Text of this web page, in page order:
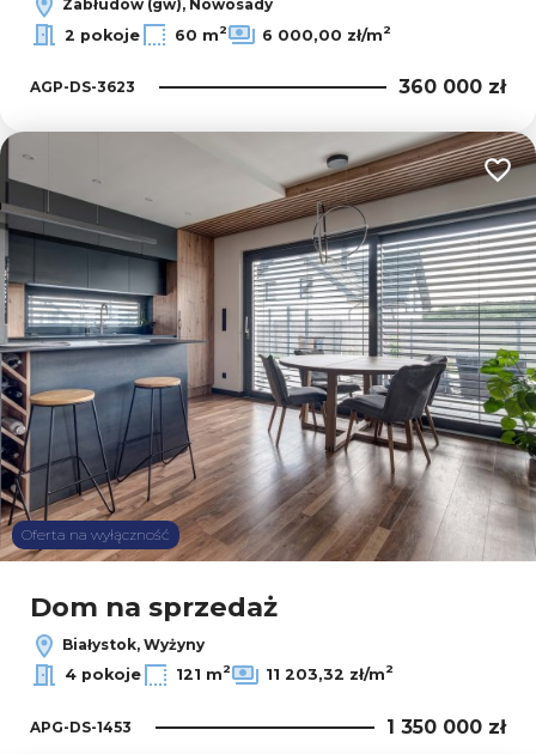
Zabłudów (gw), Nowosady
2 pokoje
60 m2 6 000,00 zł/m2
AGP-DS-3623 360 000 zł
Oferta na wyłączność
Dom na sprzedaż
Białystok, Wyżyny
4 pokoje
121 m2 11 203,32 zł/m2
APG-DS-1453 1 350 000 zł